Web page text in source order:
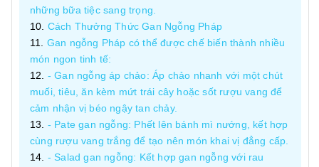
những bữa tiệc sang trọng.
Cách Thưởng Thức Gan Ngỗng Pháp
Gan ngỗng Pháp có thể được chế biến thành nhiều
món ngon tinh tế:
- Gan ngỗng áp chảo: Áp chảo nhanh với một chút
muối, tiêu, ăn kèm mứt trái cây hoặc sốt rượu vang để
cảm nhận vị béo ngậy tan chảy.
- Pate gan ngỗng: Phết lên bánh mì nướng, kết hợp
cùng rượu vang trắng để tạo nên món khai vị đẳng cấp.
- Salad gan ngỗng: Kết hợp gan ngỗng với rau